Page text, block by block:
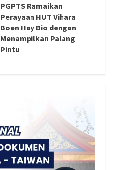
PGPTS Ramaikan
Perayaan HUT Vihara
Boen Hay Bio dengan
Menampilkan Palang
Pintu